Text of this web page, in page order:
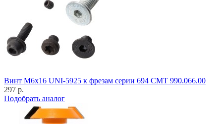
Винт M6x16 UNI-5925 к фрезам серии 694 CMT 990.066.00
297 р.
Подобрать аналог